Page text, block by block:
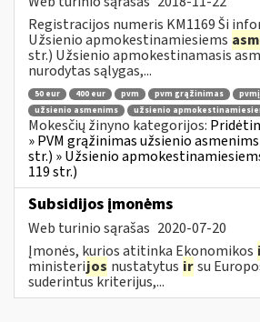
Registracijos numeris KM1169 Ši
Užsienio apmokestinamiesiems
str.) Užsienio apmokestinamasis
nurodytas sąlygas,...
50 eur 400 eur pvm pvm grąžinimas
užsienio asmenims
užsienio
Mokesčių žinyno kategorijos:
» PVM grąžinimas užsienio
str.) » Užsienio
119 str.)
Subsidijos įmonėms
Web turinio sąrašas 2020-07-20
Įmonės, kurios atitinka Ekonomikos
ministerijos nustatytus irsu
suderintus kriterijus,...